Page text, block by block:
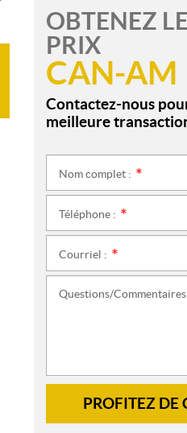
OBTENEZ
PRIX
CAN-AM
Contactez-nous
meilleure
Nom complet :
Téléphone :
Courriel :
Questions/Commentaires
PROFITEZ DE